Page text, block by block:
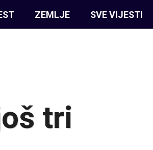
ZEMLJE SVE VIJESTI
tri